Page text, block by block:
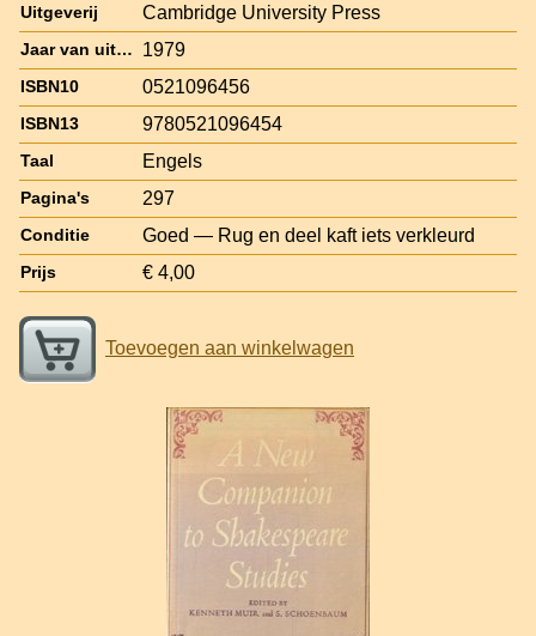
Uitgeverij Cambridge University Press
Jaar van uitgave 1979
ISBN10 0521096456
ISBN13 9780521096454
Taal Engels
Pagina's 297
Conditie Goed — Rug en deel kaft iets verkleurd
Prijs € 4,00
Toevoegen aan winkelwagen